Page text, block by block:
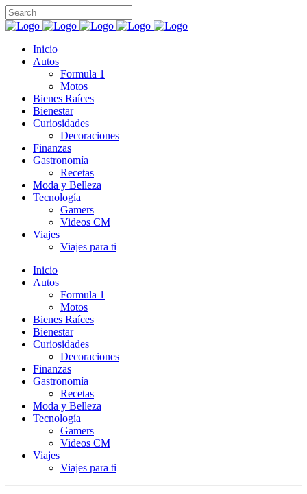
Inicio
Autos
Formula 1
Motos
Bienes Raíces
Bienestar
Curiosidades
Decoraciones
Finanzas
Gastronomía
Recetas
Moda y Belleza
Tecnología
Gamers
Videos CM
Viajes
Viajes para ti
Inicio
Autos
Formula 1
Motos
Bienes Raíces
Bienestar
Curiosidades
Decoraciones
Finanzas
Gastronomía
Recetas
Moda y Belleza
Tecnología
Gamers
Videos CM
Viajes
Viajes para ti